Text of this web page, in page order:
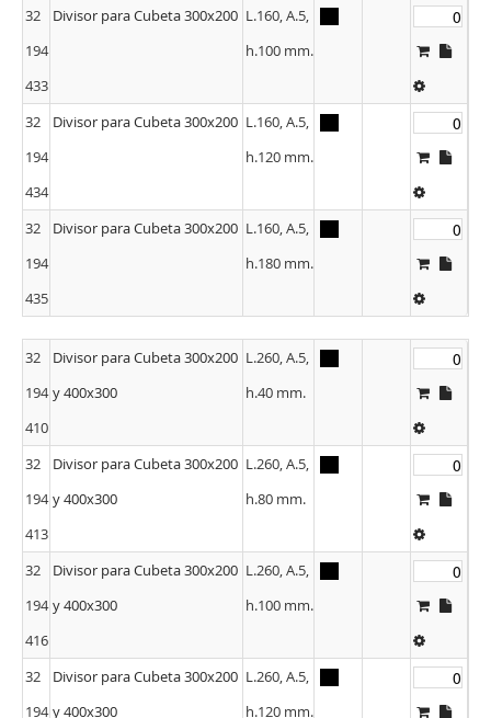
32
194
433
Divisor para Cubeta 300x200 L.160, A.5,
h.100 mm.
32
194
434
Divisor para Cubeta 300x200 L.160, A.5,
h.120 mm.
32
194
435
Divisor para Cubeta 300x200 L.160, A.5,
h.180 mm.
32
194
410
Divisor para Cubeta 300x200
y 400x300
L.260, A.5,
h.40 mm.
32
194
413
Divisor para Cubeta 300x200
y 400x300
L.260, A.5,
h.80 mm.
32
194
416
Divisor para Cubeta 300x200
y 400x300
L.260, A.5,
h.100 mm.
32
194
Divisor para Cubeta 300x200
y 400x300
L.260, A.5,
h.120 mm.